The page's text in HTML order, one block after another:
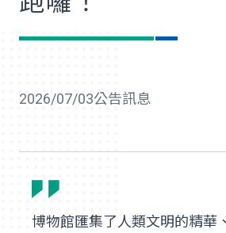
2026/07/03公告訊息
博物館匯集了人類文明的精華